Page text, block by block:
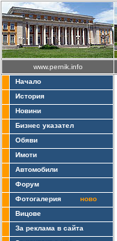
www.pernik.info
Начало
История
Новини
Бизнес указател
Обяви
Имоти
Автомобили
Форум
Фотогалерия
ново
Вицове
За реклама в сайта